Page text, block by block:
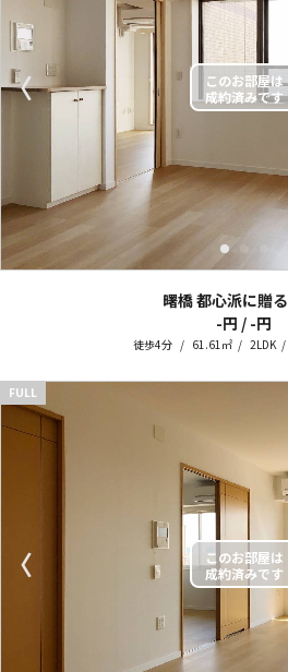
〈
曙橋 都心派に贈る
-円 / -円
徒歩4分 61.61㎡ 2LDK
〈
FULL